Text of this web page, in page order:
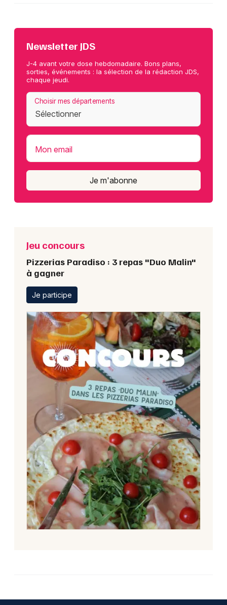
Newsletter JDS
J-4 avant votre dose hebdomadaire. Bons plans,
sorties, événements : la sélection de la rédaction JDS,
chaque jeudi.
Choisir mes départements
Mon email
Je m'abonne
Jeu concours
Pizzerias Paradiso : 3 repas "Duo Malin"
à gagner
Je participe